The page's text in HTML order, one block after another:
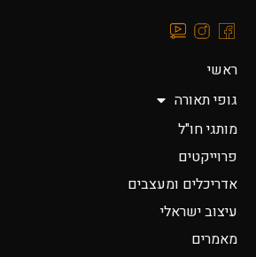
ראשי
גופי תאורה
מותגי חו"ל
פרוייקטים
אדריכלים ומעצבים
עיצוב ישראלי
מאמרים